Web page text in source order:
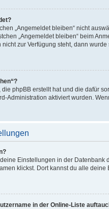
„Angemeldet bleiben“ nicht
„Angemeldet bleiben“ beim
nicht zur Verfügung steht, dann
die phpBB erstellt hat und die dafür
Administration aktiviert wurden.
Einstellungen in der
klickst. Dort kannst du alle deine
in der Online-Liste